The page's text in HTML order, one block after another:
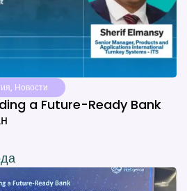
, Новости
a Future-Ready Bank